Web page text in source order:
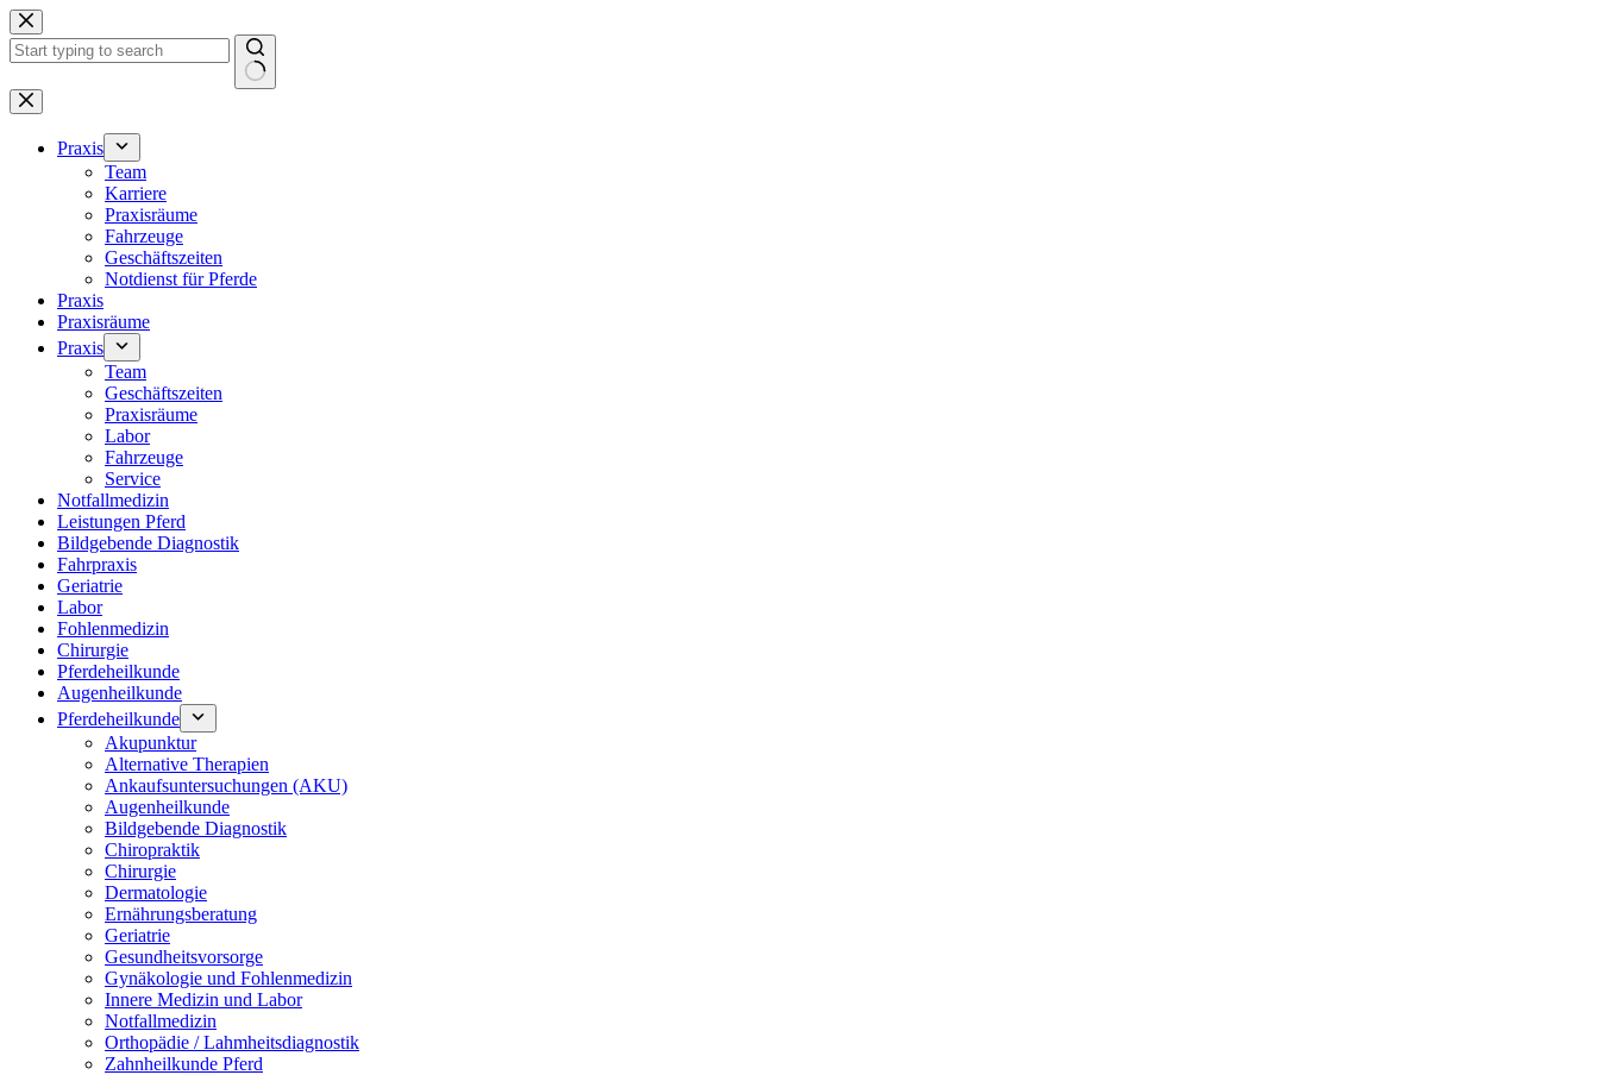
Zum
Inhalt
springen
Keine
Ergebnisse
Praxis
Team
Karriere
Praxisräume
Fahrzeuge
Geschäftszeiten
Notdienst für Pferde
Praxis
Praxisräume
Praxis
Team
Geschäftszeiten
Praxisräume
Labor
Fahrzeuge
Service
Notfallmedizin
Leistungen Pferd
Bildgebende Diagnostik
Fahrpraxis
Geriatrie
Labor
Fohlenmedizin
Chirurgie
Pferdeheilkunde
Augenheilkunde
Pferdeheilkunde
Akupunktur
Alternative Therapien
Ankaufsuntersuchungen (AKU)
Augenheilkunde
Bildgebende Diagnostik
Chiropraktik
Chirurgie
Dermatologie
Ernährungsberatung
Geriatrie
Gesundheitsvorsorge
Gynäkologie und Fohlenmedizin
Innere Medizin und Labor
Notfallmedizin
Orthopädie / Lahmheitsdiagnostik
Zahnheilkunde Pferd